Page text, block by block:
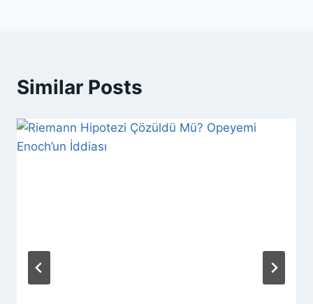
Similar Posts